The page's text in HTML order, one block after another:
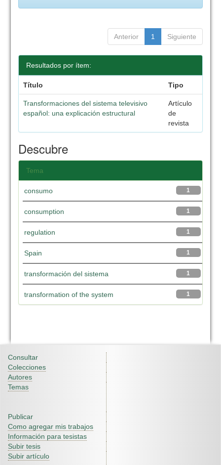
Anterior 1 Siguiente
Resultados por ítem:
Título Tipo
Transformaciones del sistema televisivo
español: una explicación estructural
Artículo
de
revista
Descubre
Tema
1
consumo
1
consumption
1
regulation
1
Spain
1
transformación del sistema
1
transformation of the system
Consultar
Colecciones
Autores
Temas
Publicar
Como agregar mis trabajos
Información para tesistas
Subir tesis
Subir artículo